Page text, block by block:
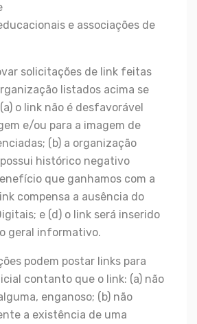
e associações de
solicitações de link feitas
listados acima se
o link não é desfavorável
e/ou para a imagem de
(b) a organização
histórico negativo
que ganhamos com a
compensa a ausência do
e (d) o link será inserido
geral informativo.
podem postar links para
contanto que o link: (a) não
enganoso; (b) não
a existência de uma